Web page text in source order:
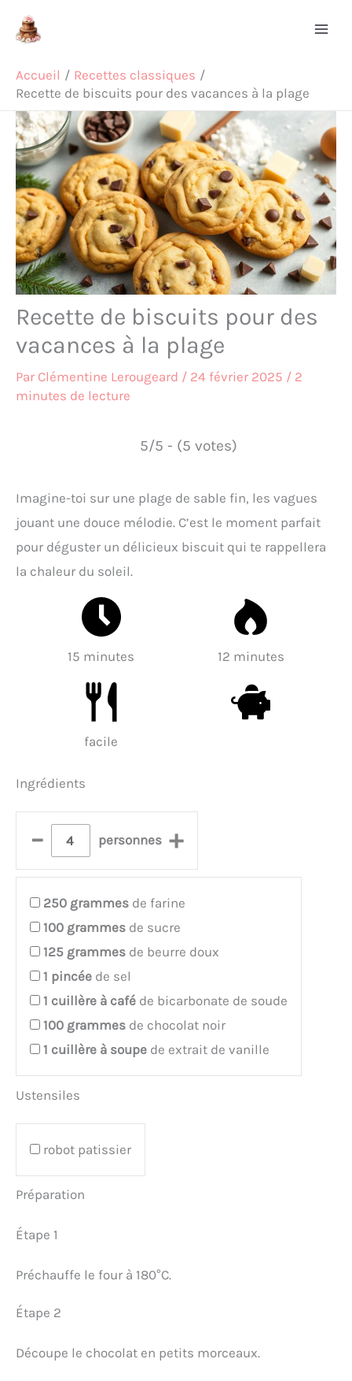
Accueil
Recettes classiques
Recette de biscuits pour des vacances à la plage
Recette de biscuits pour des
vacances à la plage
Par Clémentine Lerougeard / 24 février 2025 / 2
minutes de lecture
5/5 - (5 votes)
Imagine-toi sur une plage de sable fin, les vagues
jouant une douce mélodie. C’est le moment parfait
pour déguster un délicieux biscuit qui te rappellera
la chaleur du soleil.
15 minutes 12 minutes
facile
Ingrédients
– personnes +
250 grammes de farine
100 grammes de sucre
125 grammes de beurre doux
1 pincée de sel
1 cuillère à café de bicarbonate de soude
100 grammes de chocolat noir
1 cuillère à soupe de extrait de vanille
Ustensiles
robot patissier
Préparation
Étape 1
Préchauffe le four à 180°C.
Étape 2
Découpe le chocolat en petits morceaux.
Rechercher